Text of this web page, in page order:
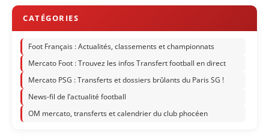
Foot Français : Actualités, classements et championnats
Mercato Foot : Trouvez les infos Transfert football en direct
Mercato PSG : Transferts et dossiers brûlants du Paris SG !
News-fil de l’actualité football
OM mercato, transferts et calendrier du club phocéen